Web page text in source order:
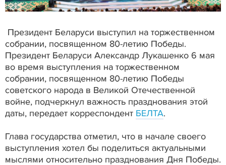
Президент Беларуси выступил на торжественном
собрании, посвященном 80-летию Победы.
Президент Беларуси Александр Лукашенко 6 мая
во время выступления на торжественном
собрании, посвященном 80-летию Победы
советского народа в Великой Отечественной
войне, подчеркнул важность празднования этой
даты, передает корреспондент БЕЛТА.
Глава государства отметил, что в начале своего
выступления хотел бы поделиться актуальными
мыслями относительно празднования Дня Победы.